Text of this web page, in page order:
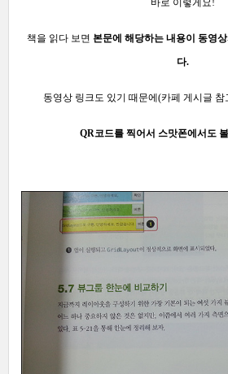
바로 이렇게요!
책을 읽다 보면 본문에 해당하는 내용이 동영
다.
동영상 링크도 있기 때문에(카페 게시글 참
QR코드를 찍어서 스맛폰에서도